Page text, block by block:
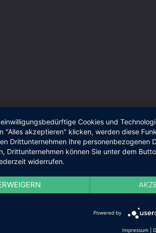
Cookies und
"Alles akzeptieren" klicken, werden diese
Drittunternehmen Ihre
Drittunternehmen können Sie unter dem
widerrufen.
Powered by
Impressum